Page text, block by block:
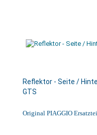
Reflektor - Seite /
GTS
Original PIAGGIO